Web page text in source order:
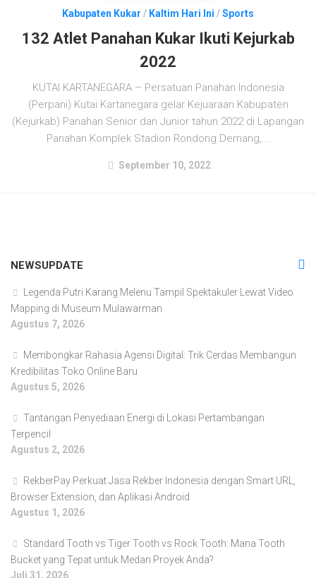
Kabupaten Kukar / Kaltim Hari Ini /Sports
132 Atlet Panahan Kukar Ikuti Kejurkab
2022
KUTAI KARTANEGARA – Persatuan Panahan Indonesia
(Perpani) Kutai Kartanegara gelar Kejuaraan Kabupaten
(Kejurkab) Panahan Senior dan Junior tahun 2022 di Lapangan
Panahan Komplek Stadion Rondong Demang,...
September 10, 2022
NEWSUPDATE
Legenda Putri Karang Melenu Tampil Spektakuler Lewat Video
Mapping di Museum Mulawarman
Agustus 7, 2026
Membongkar Rahasia Agensi Digital: Trik Cerdas Membangun
Kredibilitas Toko Online Baru
Agustus 5, 2026
Tantangan Penyediaan Energi di Lokasi Pertambangan
Terpencil
Agustus 2, 2026
RekberPay Perkuat Jasa Rekber Indonesia dengan Smart URL,
Browser Extension, dan Aplikasi Android
Agustus 1, 2026
Standard Tooth vs Tiger Tooth vs Rock Tooth: Mana Tooth
Bucket yang Tepat untuk Medan Proyek Anda?
Juli 31, 2026